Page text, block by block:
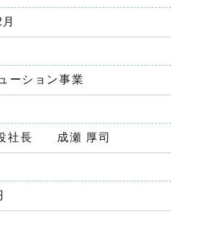
ーション事業
社長 成瀬 厚司